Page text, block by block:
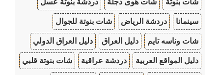
سينمانا دردشة الرياض شات بنوتة للجوال
شات وناسه تايم دليل العراق دليل العراق الدولي
دليل المواقع العربية دردشة عراقية شات بنوتة قلبي